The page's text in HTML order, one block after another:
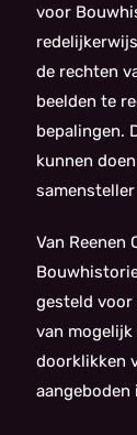
voor
de rechten
beelden te
bepalingen.
kunnen
Van Reenen
gesteld voor
van
doorklikken